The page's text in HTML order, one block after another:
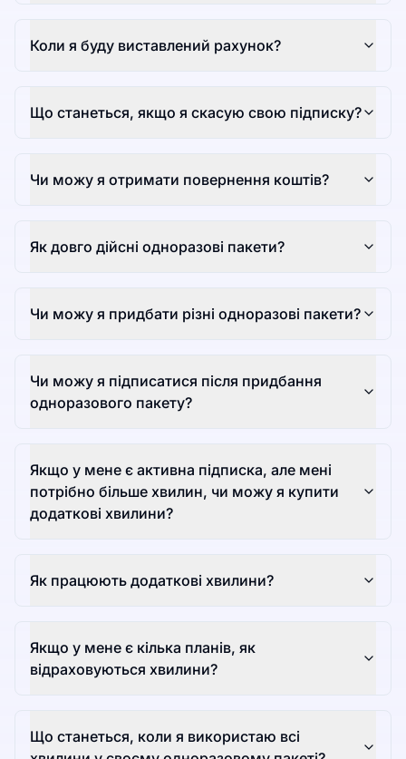
Коли я буду виставлений рахунок?
Що станеться, якщо я скасую свою підписку?
Чи можу я отримати повернення коштів?
Як довго дійсні одноразові пакети?
Чи можу я придбати різні одноразові пакети?
Чи можу я підписатися після придбання
одноразового пакету?
Якщо у мене є активна підписка, але мені
потрібно більше хвилин, чи можу я купити
додаткові хвилини?
Як працюють додаткові хвилини?
Якщо у мене є кілька планів, як
відраховуються хвилини?
Що станеться, коли я використаю всі